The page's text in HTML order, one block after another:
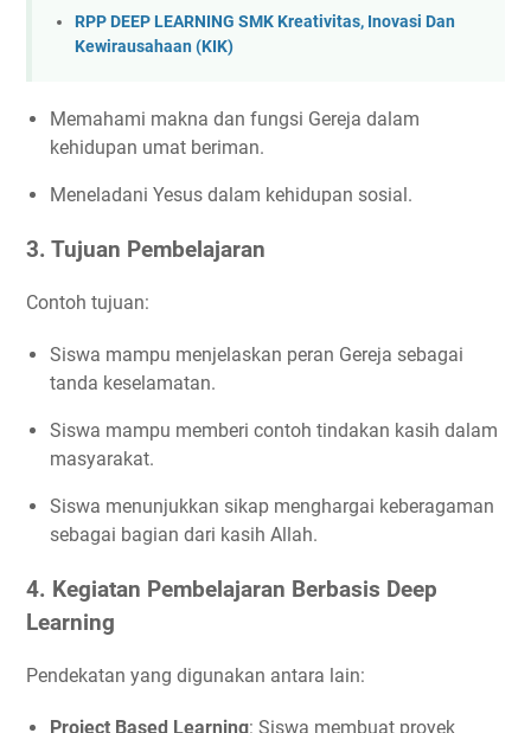
RPP DEEP LEARNING SMK Kreativitas, Inovasi Dan
Kewirausahaan (KIK)
Memahami makna dan fungsi Gereja dalam
kehidupan umat beriman.
Meneladani Yesus dalam kehidupan sosial.
3. Tujuan Pembelajaran
Contoh tujuan:
Siswa mampu menjelaskan peran Gereja sebagai
tanda keselamatan.
Siswa mampu memberi contoh tindakan kasih dalam
masyarakat.
Siswa menunjukkan sikap menghargai keberagaman
sebagai bagian dari kasih Allah.
4. Kegiatan Pembelajaran Berbasis Deep
Learning
Pendekatan yang digunakan antara lain:
Project Based Learning: Siswa membuat proyek